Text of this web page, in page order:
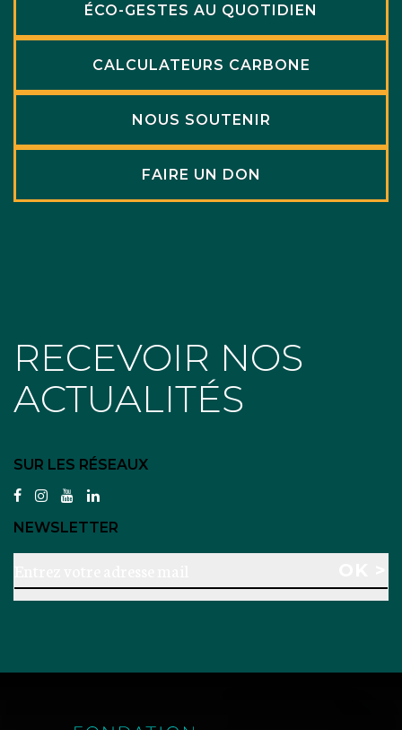
ÉCO-GESTES AU QUOTIDIEN
CALCULATEURS CARBONE
NOUS SOUTENIR
FAIRE UN DON
RECEVOIR NOS
ACTUALITÉS
SUR LES RÉSEAUX
facebookinstagram
youtubelinkedin
NEWSLETTER